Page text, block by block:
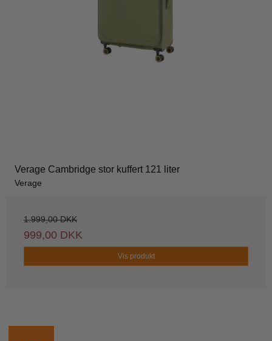
Verage Cambridge stor kuffert 121 liter
Verage
1.999,00 DKK
999,00 DKK
Vis produkt